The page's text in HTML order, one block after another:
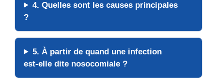
4. Quelles sont lescauses principales
?
5. À partir de quand une infection
est-elle dite nosocomiale ?